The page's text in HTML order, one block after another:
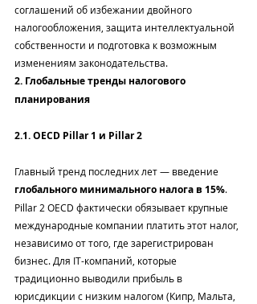
соглашений об избежании двойного
налогообложения, защита интеллектуальной
собственности и подготовка к возможным
изменениям законодательства.
2. Глобальные тренды налогового
планирования
2.1. OECD Pillar 1 и Pillar 2
Главный тренд последних лет — введение
глобального минимального налога в 15%.
Pillar 2 OECD фактически обязывает крупные
международные компании платить этот налог,
независимо от того, где зарегистрирован
бизнес. Для IT-компаний, которые
традиционно выводили прибыль в
юрисдикции с низким налогом (Кипр, Мальта,